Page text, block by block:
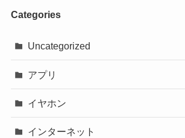
Categories
Uncategorized
アプリ
イヤホン
インターネット